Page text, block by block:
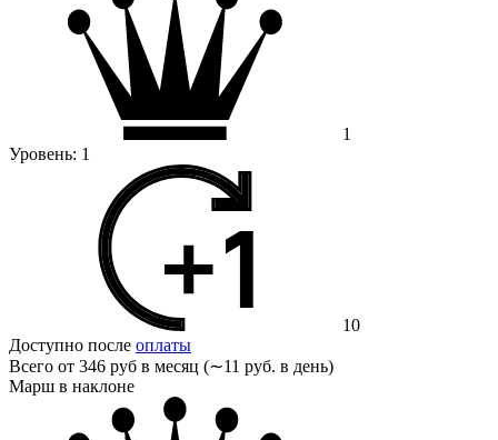
1
Уровень: 1
10
Доступно после оплаты
Всего от 346 руб в месяц (∼11 руб. в день)
Марш в наклоне